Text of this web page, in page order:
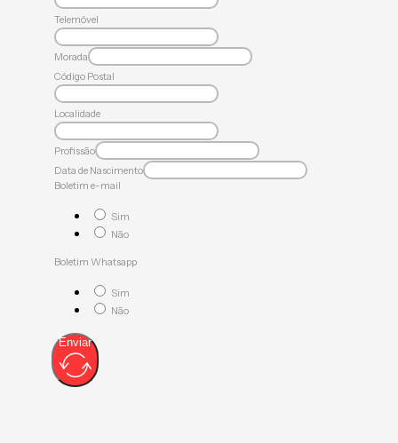
Telemóvel
Morada
Código Postal
Localidade
Profissão
Data de Nascimento
Boletim e-mail
Sim
Não
Boletim Whatsapp
Sim
Não
Enviar